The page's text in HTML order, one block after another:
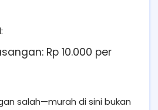
Rp 10.000 per
salah—murah di sini bukan